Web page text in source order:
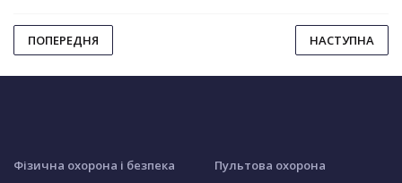
ПОПЕРЕДНЯ НАСТУПНА
Фізична охорона і безпека
Пультова охорона